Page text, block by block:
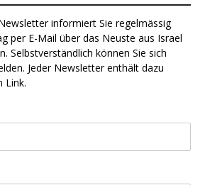
informiert Sie regelmässig
per E-Mail über das Neuste aus Israel
Selbstverständlich können Sie sich
Jeder Newsletter enthält dazu
Link.